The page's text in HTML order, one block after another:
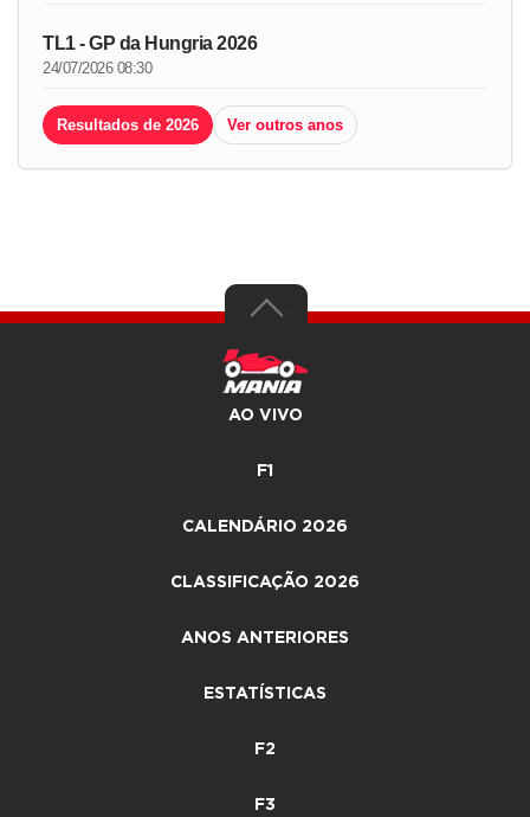
TL1 - GP da Hungria 2026
24/07/2026 08:30
Resultados de 2026 Ver outros anos
AO VIVO
F1
CALENDÁRIO 2026
CLASSIFICAÇÃO 2026
ANOS ANTERIORES
ESTATÍSTICAS
F2
F3